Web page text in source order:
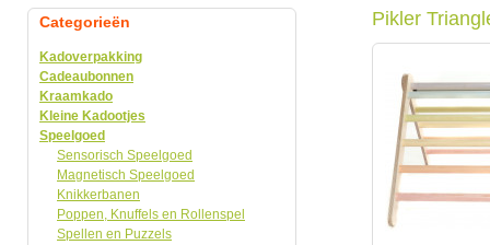
Pikler
Categorieën
Kadoverpakking
Cadeaubonnen
Kraamkado
Kleine Kadootjes
Speelgoed
Sensorisch Speelgoed
Magnetisch Speelgoed
Knikkerbanen
Poppen, Knuffels en Rollenspel
Spellen en Puzzels